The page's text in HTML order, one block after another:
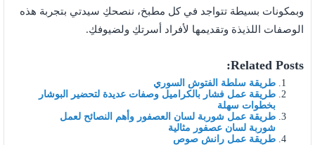
وبمكونات بسيطة تتواجد في كل مطبخ، ننصحكِ سيدتي بتجربة هذه
الوصفات اللذيذة وتقديمها لأفراد أسرتكِ ولضيوفكِ.
Related Posts:
طريقة سلطة الفتوش السوري
طريقة عمل فشار بالكراميل وصفات عديدة لتحضير البوشار
بخطوات سهلة
طريقة عمل شوربة لسان العصفور وأهم النصائح لعمل
شوربة لسان عصفور مثالية
طريقة عمل رانش صوص